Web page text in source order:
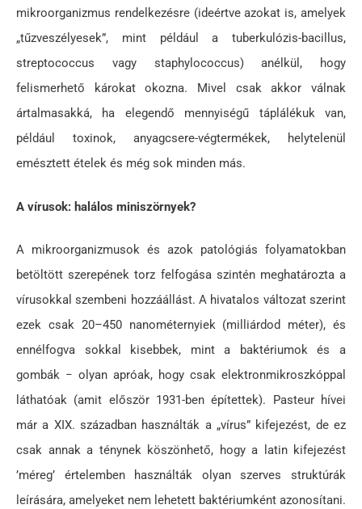
mikroorganizmus rendelkezésre (ideértve azokat is, amelyek
„tűzveszélyesek”, mint például a tuberkulózis-bacillus,
streptococcus vagy staphylococcus) anélkül, hogy
felismerhető károkat okozna. Mivel csak akkor válnak
ártalmasakká, ha elegendő mennyiségű táplálékuk van,
például toxinok, anyagcsere-végtermékek, helytelenül
emésztett ételek és még sok minden más.
A vírusok: halálos miniszörnyek?
A mikroorganizmusok és azok patológiás folyamatokban
betöltött szerepének torz felfogása szintén meghatározta a
vírusokkal szembeni hozzáállást. A hivatalos változat szerint
ezek csak 20–450 nanométernyiek (milliárdod méter), és
ennélfogva sokkal kisebbek, mint a baktériumok és a
gombák − olyan apróak, hogy csak elektronmikroszkóppal
láthatóak (amit először 1931-ben építettek). Pasteur hívei
már a XIX. században használták a „vírus” kifejezést, de ez
csak annak a ténynek köszönhető, hogy a latin kifejezést
’méreg’ értelemben használták olyan szerves struktúrák
leírására, amelyeket nem lehetett baktériumként azonosítani.